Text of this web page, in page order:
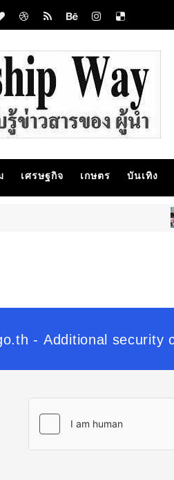
เศรษฐกิจ เกษตร บันเทิง